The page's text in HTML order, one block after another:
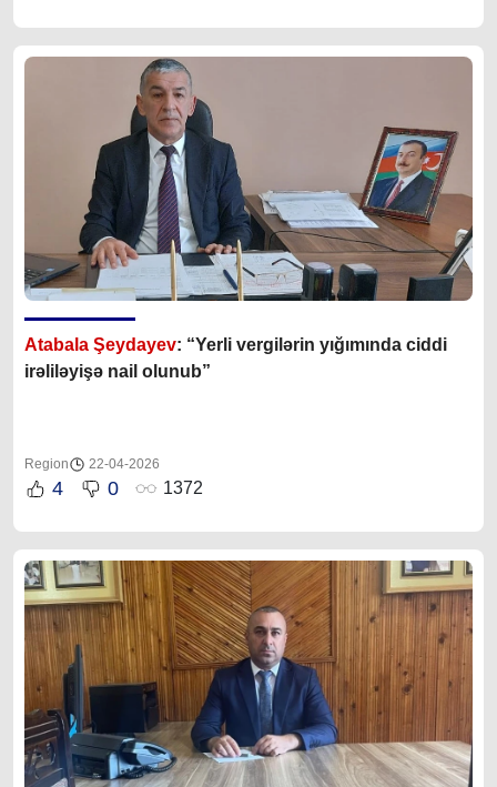
Atabala Şeydayev: “Yerli vergilərin yığımında ciddi
irəliləyişə nail olunub”
Region 22-04-2026
4 0 1372